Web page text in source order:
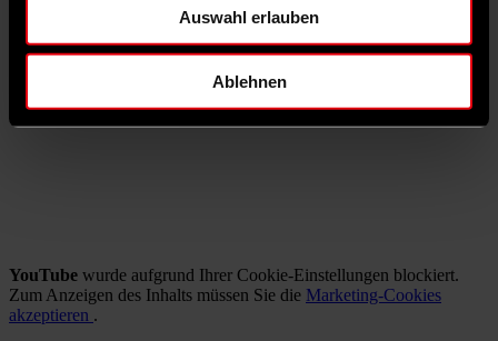
Auswahl erlauben
Ablehnen
YouTube wurde aufgrund Ihrer Cookie-Einstellungen blockiert.
Zum Anzeigen des Inhalts müssen Sie die Marketing-Cookies
akzeptieren .